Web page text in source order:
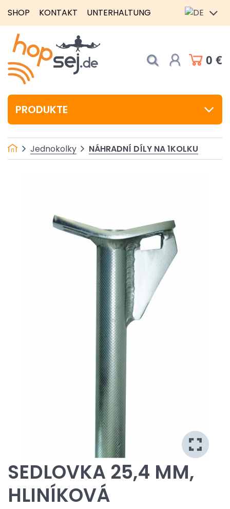
SHOP KONTAKT UNTERHALTUNG
0 €
PRODUKTE
Jednokolky NÁHRADNÍ DÍLY NA 1KOLKU
SEDLOVKA 25,4 MM,
HLINÍKOVÁ